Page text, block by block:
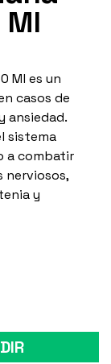
Ml es un
casos de
ansiedad.
sistema
a combatir
nerviosos,
y